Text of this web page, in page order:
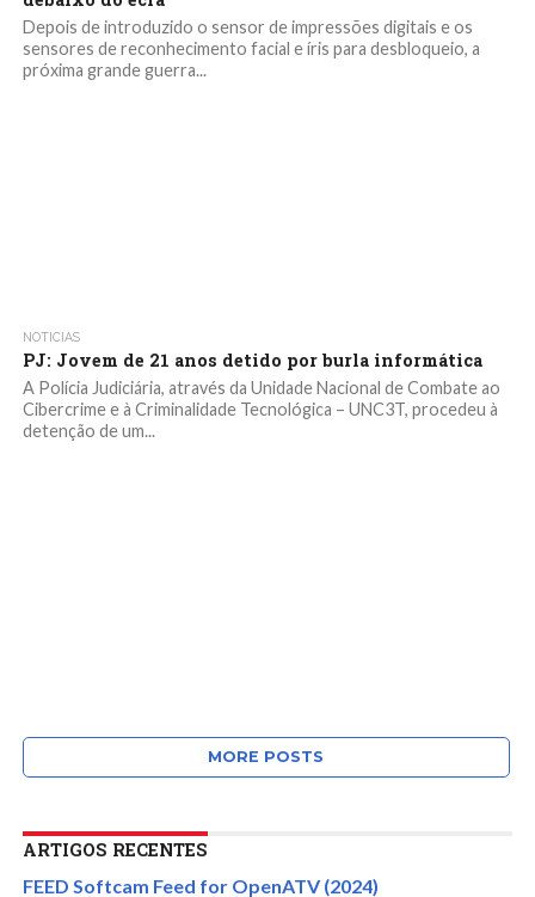
Depois de introduzido o sensor de impressões digitais e os
sensores de reconhecimento facial e íris para desbloqueio, a
próxima grande guerra...
NOTICIAS
PJ: Jovem de 21 anos detido por burla informática
A Polícia Judiciária, através da Unidade Nacional de Combate ao
Cibercrime e à Criminalidade Tecnológica – UNC3T, procedeu à
detenção de um...
MORE POSTS
ARTIGOS RECENTES
FEED Softcam Feed for OpenATV (2024)